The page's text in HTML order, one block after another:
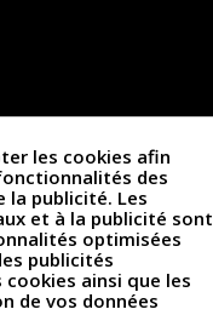
Quatrys 💙
les cookies afin
des
la publicité. Les
et à la publicité sont
optimisées
publicités
ainsi que les
de vos données